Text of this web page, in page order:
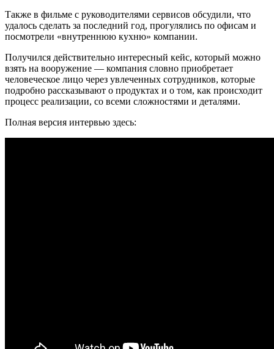
Также в фильме с руководителями сервисов обсудили, что
удалось сделать за последний год, прогулялись по офисам и
посмотрели «внутреннюю кухню» компании.
Получился действительно интересный кейс, который можно
взять на вооружение — компания словно приобретает
человеческое лицо через увлеченных сотрудников, которые
подробно рассказывают о продуктах и о том, как происходит
процесс реализации, со всеми сложностями и деталями.
Полная версия интервью здесь: